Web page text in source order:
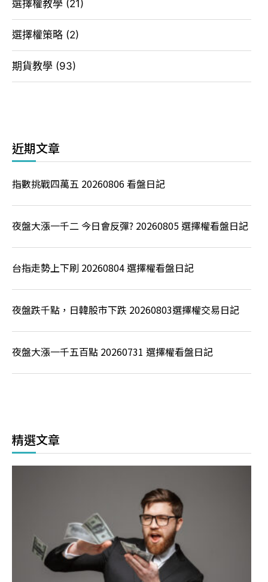
選擇權教學 (21)
選擇權策略 (2)
期貨教學 (93)
近期文章
指數挑戰四萬五 20260806 看盤日記
夜盤大漲一千二 今日會反彈? 20260805 選擇權看盤日記
台指走勢上下刷 20260804 選擇權看盤日記
夜盤跌千點，日韓股市下跌 20260803選擇權交易日記
夜盤大漲一千五百點 20260731 選擇權看盤日記
精選文章